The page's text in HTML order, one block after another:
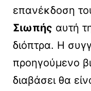
επανέκδοση
Σιωπής αυτή
διόπτρα. Η
προηγούμενο
διαβάσει θα